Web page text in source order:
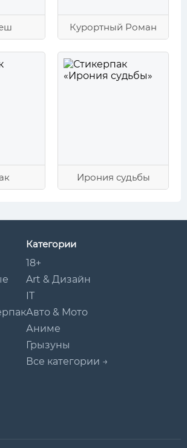
Курортный Роман
Ирония судьбы
Категории
18+
Art & Дизайн
IT
Авто & Мото
Аниме
Грызуны
Все категории →